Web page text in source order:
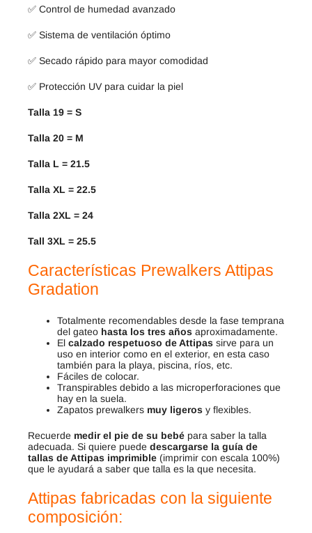
✅ Control de humedad avanzado
✅ Sistema de ventilación óptimo
✅ Secado rápido para mayor comodidad
✅ Protección UV para cuidar la piel
Talla 19 = S
Talla 20 = M
Talla L = 21.5
Talla XL = 22.5
Talla 2XL = 24
Tall 3XL = 25.5
Características Prewalkers Attipas
Gradation
Totalmente recomendables desde la fase temprana
del gateo hasta los tres años aproximadamente.
El calzado respetuoso de Attipas sirve para un
uso en interior como en el exterior, en esta caso
también para la playa, piscina, ríos, etc.
Fáciles de colocar.
Transpirables debido a las microperforaciones que
hay en la suela.
Zapatos prewalkers muy ligeros y flexibles.
Recuerde medir el pie de su bebé para saber la talla
adecuada. Si quiere puede descargarse la guía de
tallas de Attipas imprimible (imprimir con escala 100%)
que le ayudará a saber que talla es la que necesita.
Attipas fabricadas con la siguiente
composición: